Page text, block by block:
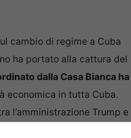
cambio di regime a Cuba
ha portato alla cattura del
dalla Casa Bianca ha
economica in tutta Cuba.
l’amministrazione Trump e